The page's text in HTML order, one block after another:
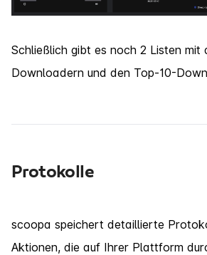
Schließlich gibt es noch 2 Listen mit
Downloadern und den Top-10-
Protokolle
scoopa speichert detaillierte
Aktionen, die auf Ihrer Plattform